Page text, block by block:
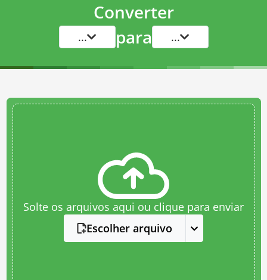
Converter
... para ...
Solte os arquivos aqui ou clique para enviar
Escolher arquivo